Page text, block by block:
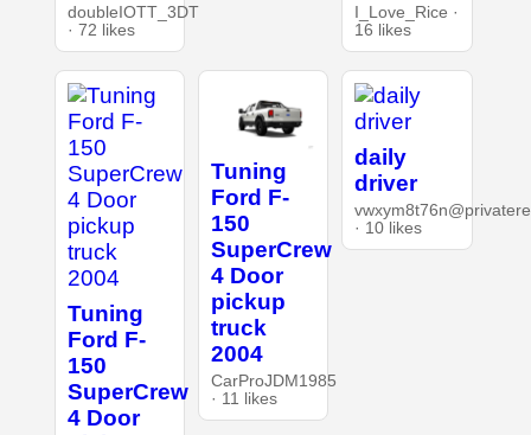
doubleIOTT_3DT
· 72 likes
I_Love_Rice ·
16 likes
Tuning
Ford F-
150
SuperCrew
4 Door
Tuning
Ford F-
150
SuperCrew
4 Door
pickup
truck
2004
CarProJDM1985
· 11 likes
daily
driver
· 10 likes